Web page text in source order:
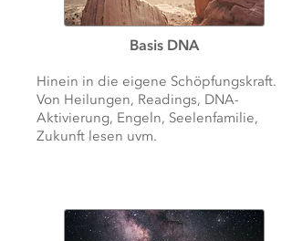
Basis DNA
Hinein in die eigene Schöpfungskraft.
Von Heilungen, Readings, DNA-
Aktivierung, Engeln, Seelenfamilie,
Zukunft lesen uvm.